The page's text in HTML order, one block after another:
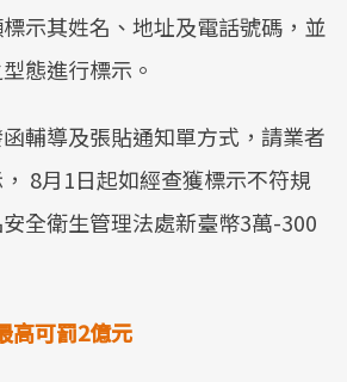
示其姓名、地址及電話號碼，並
態進行標示。
輔導及張貼通知單方式，請業者
8月1日起如經查獲標示不符規
全衛生管理法處新臺幣3萬-300
高可罰2億元